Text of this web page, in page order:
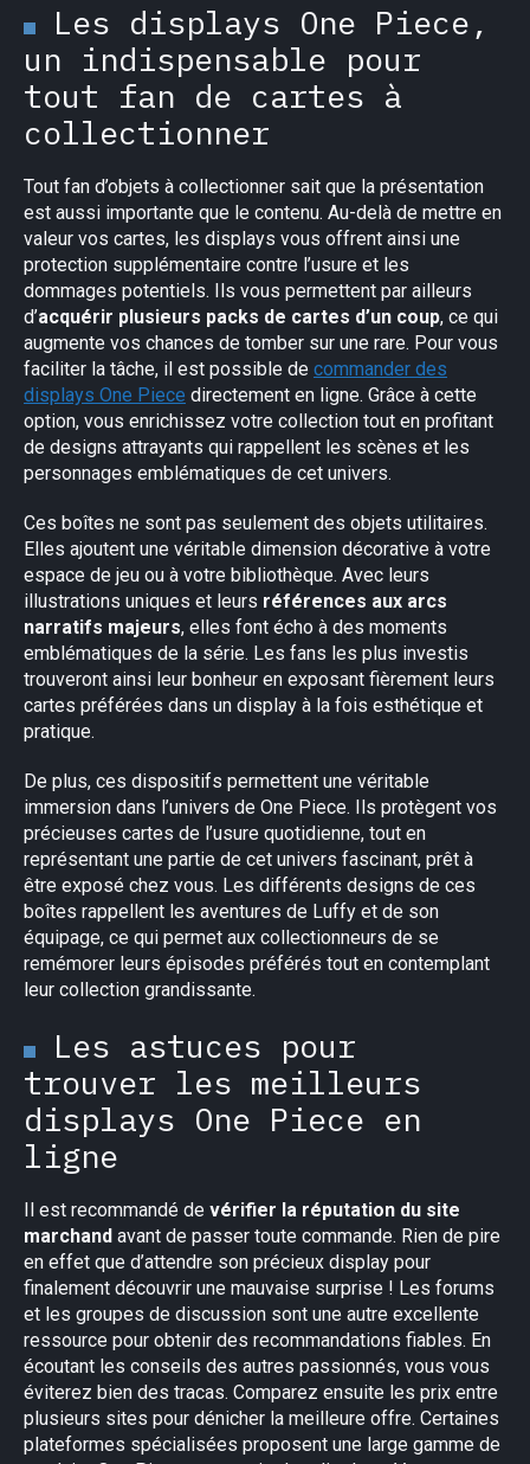
Les displays One Piece,
un indispensable pour
tout fan de cartes à
collectionner
Tout fan d’objets à collectionner sait que la présentation
est aussi importante que le contenu. Au-delà de mettre en
valeur vos cartes, les displays vous offrent ainsi une
protection supplémentaire contre l’usure et les
dommages potentiels. Ils vous permettent par ailleurs
d’acquérir plusieurs packs de cartes d’un coup, ce qui
augmente vos chances de tomber sur une rare. Pour vous
faciliter la tâche, il est possible de commander des
displays One Piece directement en ligne. Grâce à cette
option, vous enrichissez votre collection tout en profitant
de designs attrayants qui rappellent les scènes et les
personnages emblématiques de cet univers.
Ces boîtes ne sont pas seulement des objets utilitaires.
Elles ajoutent une véritable dimension décorative à votre
espace de jeu ou à votre bibliothèque. Avec leurs
illustrations uniques et leurs références aux arcs
narratifs majeurs, elles font écho à des moments
emblématiques de la série. Les fans les plus investis
trouveront ainsi leur bonheur en exposant fièrement leurs
cartes préférées dans un display à la fois esthétique et
pratique.
De plus, ces dispositifs permettent une véritable
immersion dans l’univers de One Piece. Ils protègent vos
précieuses cartes de l’usure quotidienne, tout en
représentant une partie de cet univers fascinant, prêt à
être exposé chez vous. Les différents designs de ces
boîtes rappellent les aventures de Luffy et de son
équipage, ce qui permet aux collectionneurs de se
remémorer leurs épisodes préférés tout en contemplant
leur collection grandissante.
Les astuces pour
trouver les meilleurs
displays One Piece en
ligne
Il est recommandé de vérifier la réputation du site
marchand avant de passer toute commande. Rien de pire
en effet que d’attendre son précieux display pour
finalement découvrir une mauvaise surprise ! Les forums
et les groupes de discussion sont une autre excellente
ressource pour obtenir des recommandations fiables. En
écoutant les conseils des autres passionnés, vous vous
éviterez bien des tracas. Comparez ensuite les prix entre
plusieurs sites pour dénicher la meilleure offre. Certaines
plateformes spécialisées proposent une large gamme de